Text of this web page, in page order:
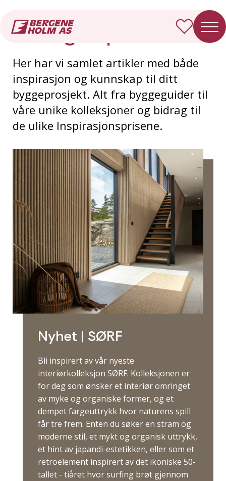
La deg inspirere
Her har vi samlet artikler med både
inspirasjon og kunnskap til ditt
byggeprosjekt. Alt fra byggeguider til
våre unike kolleksjoner og bidrag til
de ulike Inspirasjonsprisene.
Nyhet | SØRF
Bli inspirert av vår nyeste
interiørkolleksjon SØRF. Kolleksjonen er
for deg som ønsker et interiør omringet
av myke og organiske former, og et
dempet fargeuttrykk hvor naturens spill
får tre frem. Enten du søker en stram og
moderne stil, et mykt og organisk uttrykk,
et hint av japandi-estetikken, eller som et
retroelement inspirert av det ikoniske 50-
tallet - tiåret hvor surfing brøt gjennom